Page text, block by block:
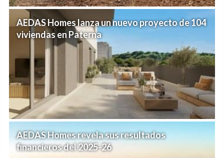
AEDAS Homes lanza un nuevo proyecto de 104
viviendas en Paterna
AEDAS Homes revela sus resultados
financieros del 2025-26